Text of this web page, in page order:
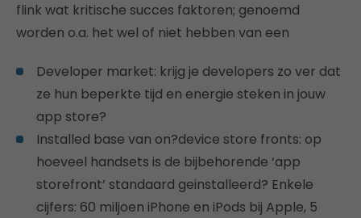
flink wat kritische succes faktoren; genoemd
worden o.a. het wel of niet hebben van een
Developer market: krijg je developers zo ver dat
ze hun beperkte tijd en energie steken in jouw
app store?
Installed base van on?device store fronts: op
hoeveel handsets is de bijbehorende ‘app
storefront’ standaard geinstalleerd? Enkele
cijfers: 60 miljoen iPhone en iPods bij Apple, 5